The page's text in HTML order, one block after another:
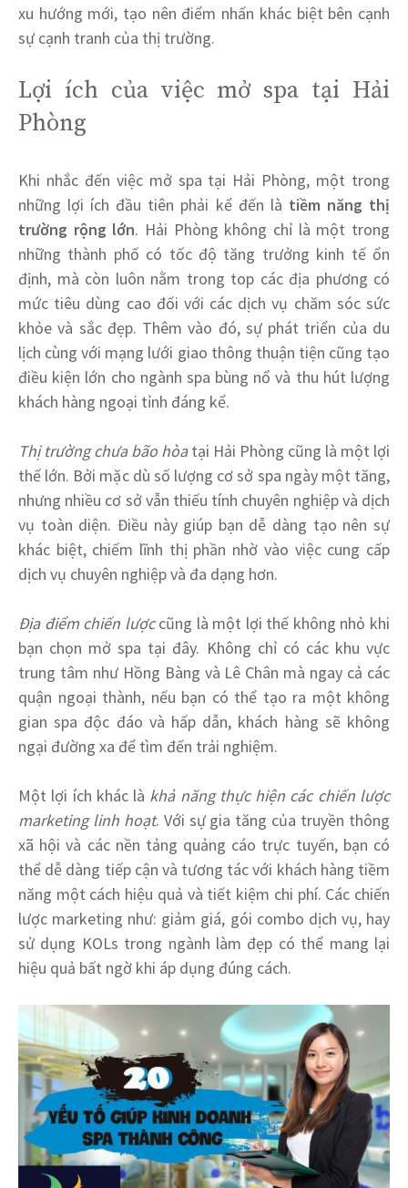
xu hướng mới, tạo nên điểm nhấn khác biệt bên cạnh
sự cạnh tranh của thị trường.
Lợi ích của việc mở spa tại Hải
Phòng
Khi nhắc đến việc mở spa tại Hải Phòng, một trong
những lợi ích đầu tiên phải kể đến là tiềm năng thị
trường rộng lớn. Hải Phòng không chỉ là một trong
những thành phố có tốc độ tăng trưởng kinh tế ổn
định, mà còn luôn nằm trong top các địa phương có
mức tiêu dùng cao đối với các dịch vụ chăm sóc sức
khỏe và sắc đẹp. Thêm vào đó, sự phát triển của du
lịch cùng với mạng lưới giao thông thuận tiện cũng tạo
điều kiện lớn cho ngành spa bùng nổ và thu hút lượng
khách hàng ngoại tỉnh đáng kể.
Thị trường chưa bão hòatại Hải Phòng cũng là một lợi
thế lớn. Bởi mặc dù số lượng cơ sở spa ngày một tăng,
nhưng nhiều cơ sở vẫn thiếu tính chuyên nghiệp và dịch
vụ toàn diện. Điều này giúp bạn dễ dàng tạo nên sự
khác biệt, chiếm lĩnh thị phần nhờ vào việc cung cấp
dịch vụ chuyên nghiệp và đa dạng hơn.
Địa điểm chiến lượccũng là một lợi thế không nhỏ khi
bạn chọn mở spa tại đây. Không chỉ có các khu vực
trung tâm như Hồng Bàng và Lê Chân mà ngay cả các
quận ngoại thành, nếu bạn có thể tạo ra một không
gian spa độc đáo và hấp dẫn, khách hàng sẽ không
ngại đường xa để tìm đến trải nghiệm.
Một lợi ích khác là khả năng thực hiện các chiến lược
marketing linh hoạt. Với sự gia tăng của truyền thông
xã hội và các nền tảng quảng cáo trực tuyến, bạn có
thể dễ dàng tiếp cận và tương tác với khách hàng tiềm
năng một cách hiệu quả và tiết kiệm chi phí. Các chiến
lược marketing như: giảm giá, gói combo dịch vụ, hay
sử dụng KOLs trong ngành làm đẹp có thể mang lại
hiệu quả bất ngờ khi áp dụng đúng cách.